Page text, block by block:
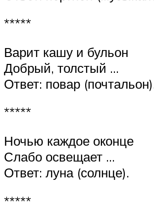
*****
Варит кашу и бульон
Добрый, толстый …
Ответ: повар
*****
Ночью каждое оконце
Слабо освещает …
Ответ: луна (солнце).
*****